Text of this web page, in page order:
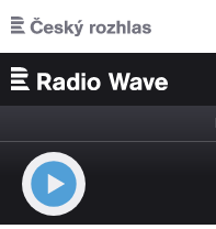
Přejít k hlavnímu obsahu